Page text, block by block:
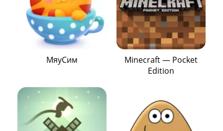
МяуСим
Minecraft — Pocket
Edition